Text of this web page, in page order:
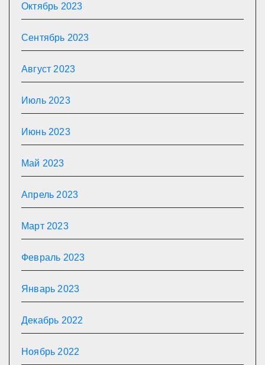
Октябрь 2023
Сентябрь 2023
Август 2023
Июль 2023
Июнь 2023
Май 2023
Апрель 2023
Март 2023
Февраль 2023
Январь 2023
Декабрь 2022
Ноябрь 2022